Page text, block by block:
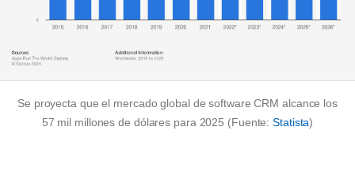
Se proyecta que el mercado global de software CRM alcance los
57 mil millones de dólares para 2025 (Fuente:Statista)